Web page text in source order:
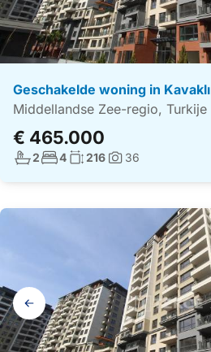
Geschakelde woning in Kavaklı
Middellandse Zee-regio, Turkije
€ 465.000
Aantal badkamers:
2Aantal slaapkamers:
4Woonoppervlakte:
216Foto's:
36
Galerij
navigatie